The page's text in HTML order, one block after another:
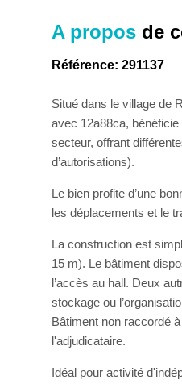
A proposde
Référence: 291137
Situé dans le village de
avec 12a88ca, bénéficie
secteur, offrant
d’autorisations).
Le bien profite d’une
les déplacements et le
La construction est
15 m). Le bâtiment
l’accès au hall. Deux
stockage ou
Bâtiment non raccordé
l'adjudicataire.
Idéal pour activité